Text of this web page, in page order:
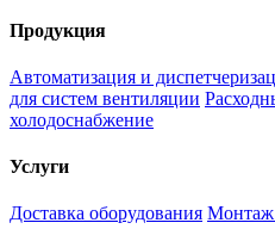
Продукция
Автоматизация и
для систем вентиляции
холодоснабжение
Услуги
Доставка оборудования Монтаж